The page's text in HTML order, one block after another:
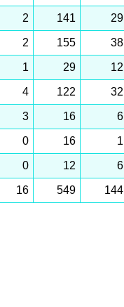
2 141 29
2 155 38
1 29 12
4 122 32
3 16 6
0 16 1
0 12 6
16 549 144